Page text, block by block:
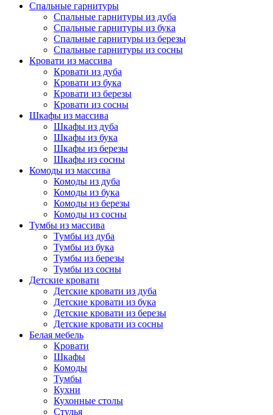
Спальные гарнитуры
Спальные гарнитуры из дуба
Спальные гарнитуры из бука
Спальные гарнитуры из березы
Спальные гарнитуры из сосны
Кровати из массива
Кровати из дуба
Кровати из бука
Кровати из березы
Кровати из сосны
Шкафы из массива
Шкафы из дуба
Шкафы из бука
Шкафы из березы
Шкафы из сосны
Комоды из массива
Комоды из дуба
Комоды из бука
Комоды из березы
Комоды из сосны
Тумбы из массива
Тумбы из дуба
Тумбы из бука
Тумбы из березы
Тумбы из сосны
Детские кровати
Детские кровати из дуба
Детские кровати из бука
Детские кровати из березы
Детские кровати из сосны
Белая мебель
Кровати
Шкафы
Комоды
Тумбы
Кухни
Кухонные столы
Стулья